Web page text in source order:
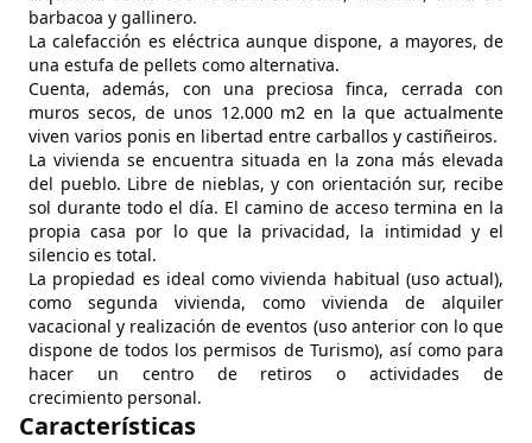
barbacoa y gallinero.
La calefacción es eléctrica aunque dispone, a mayores, de
una estufa de pellets como alternativa.
Cuenta, además, con una preciosa finca, cerrada con
muros secos, de unos 12.000 m2 en la que actualmente
viven varios ponis en libertad entre carballos y castiñeiros.
La vivienda se encuentra situada en la zona más elevada
del pueblo. Libre de nieblas, y con orientación sur, recibe
sol durante todo el día. El camino de acceso termina en la
propia casa por lo que la privacidad, la intimidad y el
silencio es total.
La propiedad es ideal como vivienda habitual (uso actual),
como segunda vivienda, como vivienda de alquiler
vacacional y realización de eventos (uso anterior con lo que
dispone de todos los permisos de Turismo), así como para
hacer un centro de retiros o actividades de
crecimiento personal.
Características